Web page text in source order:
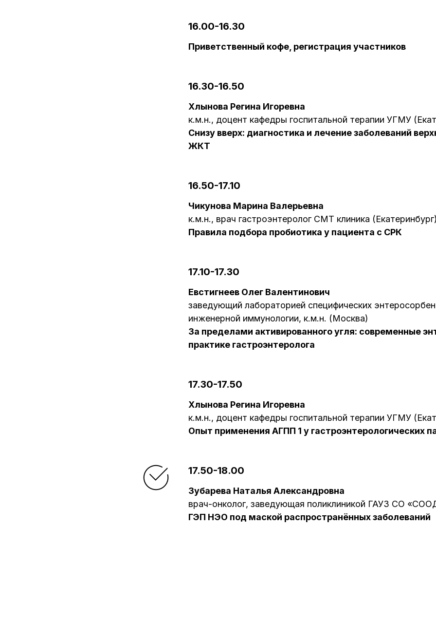
16.00-16.30
Приветственный кофе, регистрация участников
16.30-16.50
Хлынова Регина Игоревна
к.м.н., доцент кафедры госпитальной терапии УГМУ
Снизу вверх: диагностика и лечение заболеваний
ЖКТ
16.50-17.10
Чикунова Марина Валерьевна
к.м.н., врач гастроэнтеролог СМТ клиника
Правила подбора пробиотика у пациента с СРК
17.10-17.30
Евстигнеев Олег Валентинович
заведующий лабораторией специфических
инженерной иммунологии, к.м.н. (Москва)
За пределами активированного угля: современные
практике гастроэнтеролога
17.30-17.50
Хлынова Регина Игоревна
к.м.н., доцент кафедры госпитальной терапии УГМУ
Опыт применения АГПП 1 у гастроэнтерологических
17.50-18.00
Зубарева Наталья Александровна
врач-онколог, заведующая поликлиникой ГАУЗ СО
ГЭП НЭО под маской распространённых заболеваний